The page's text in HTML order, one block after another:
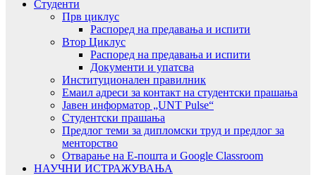
Студенти
Прв циклус
Распоред на предавањa и испити
Втор Циклус
Распоред на предавањa и испити
Документи и упатсва
Институционален правилник
Емаил адреси за контакт на студентски прашања
Јавен информатор „UNT Pulse“
Студентски прашања
Предлог теми за дипломски труд и предлог за
менторство
Отварање на Е-пошта и Google Classroom
НАУЧНИ ИСТРАЖУВАЊА